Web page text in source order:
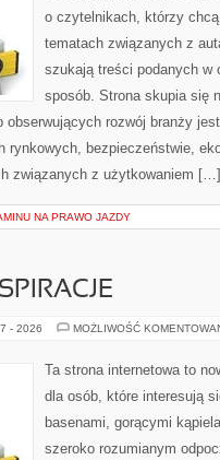
o czytelnikach, którzy
tematach związanych z
szukają treści podanych w
sposób. Strona skupia się
obserwujących rozwój branży
rynkowych, bezpieczeństwie,
związanych z użytkowaniem […]
NA PRAWO JAZDY
- 2026 MOŻLIWOŚĆ
Ta strona internetowa to
dla osób, które interesują
basenami, gorącymi
szeroko rozumianym